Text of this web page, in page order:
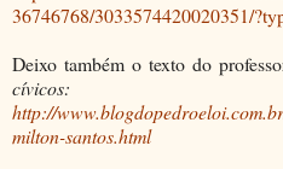
36746768/3033574420020351/
Deixo também o texto do
cívicos:
http://
milton-santos.html